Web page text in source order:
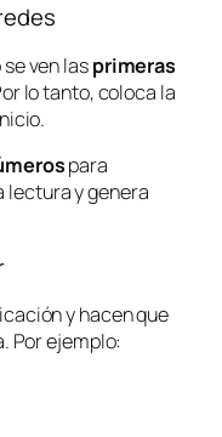
ven lasprimeras
lo tanto, coloca la
para
lectura y genera
y hacen que
Por ejemplo: